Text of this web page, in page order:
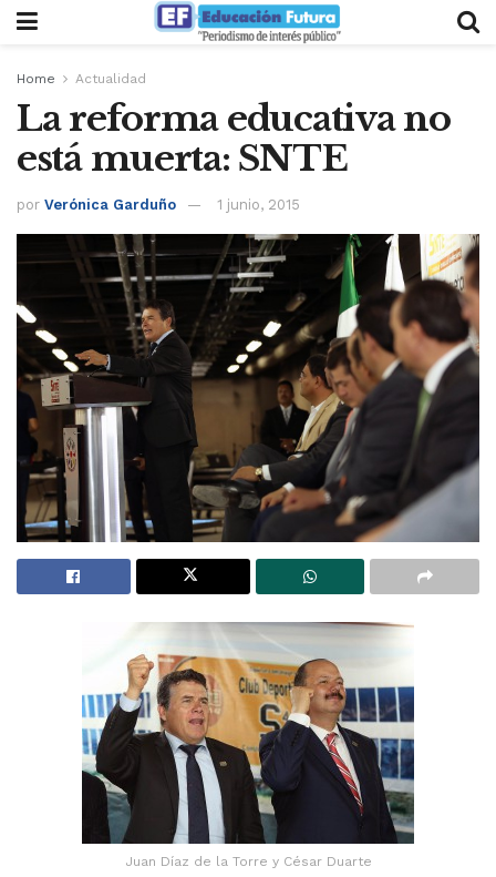
Home Actualidad
La reforma educativa no
está muerta: SNTE
por Verónica Garduño 1 junio, 2015
Juan Díaz de la Torre y César Duarte